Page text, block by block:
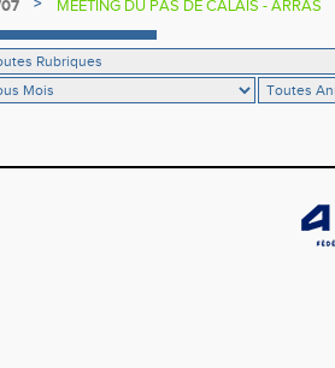
MEETING DU PAS DE CALAIS - ARRAS